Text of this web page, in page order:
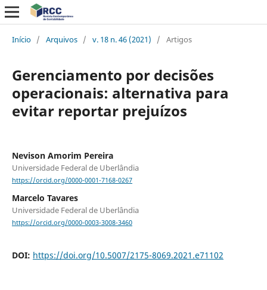
Início / Arquivos / v. 18 n. 46 (2021) / Artigos
Gerenciamento por decisões
operacionais: alternativa para
evitar reportar prejuízos
Nevison Amorim Pereira
Universidade Federal de Uberlândia
https://orcid.org/0000-0001-7168-0267
Marcelo Tavares
Universidade Federal de Uberlândia
https://orcid.org/0000-0003-3008-3460
DOI: https://doi.org/10.5007/2175-8069.2021.e71102